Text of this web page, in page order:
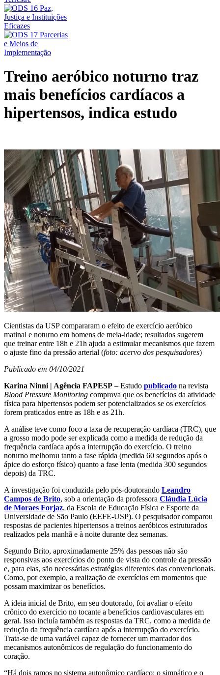
Treino aeróbico noturno traz
mais benefícios cardíacos a
hipertensos, indica estudo
Cientistas da USP compararam o efeito de exercício aeróbico
matinal e noturno em homens de meia-idade; resultados sugerem
que treinar entre 18h e 21h ajuda a estimular mecanismos que fazem
o ajuste fino da pressão arterial (foto: acervo dos pesquisadores)
Publicado em 04/10/2021
Karina Ninni | Agência FAPESP – Estudo publicado na revista
Blood Pressure Monitoring comprova que os benefícios da atividade
física para hipertensos podem ser potencializados se os exercícios
forem praticados entre as 18h e as 21h.
A análise teve como foco a taxa de recuperação cardíaca (TRC), que
a grosso modo pode ser explicada como a medida de redução da
frequência cardíaca após a interrupção do exercício. O treino
noturno melhorou tanto a fase rápida (medida 60 segundos após o
ápice do esforço físico) quanto a fase lenta (medida 300 segundos
depois) da TRC.
A investigação foi conduzida pelo pós-doutorando Leandro
Campos de Brito, sob a orientação da professora Cláudia Lúcia
de Moraes Forjaz, da Escola de Educação Física e Esporte da
Universidade de São Paulo (EEFE-USP). O pesquisador comparou
respostas de pacientes hipertensos a treinos aeróbicos estruturados
realizados pela manhã e à noite durante dez semanas.
Segundo Brito, aproximadamente 25% das pessoas não são
responsivas aos exercícios do ponto de vista do controle da pressão
e, para elas, são necessárias estratégias diferentes das convencionais.
Como, por exemplo, a realização de exercícios em momentos que
possam maximizar os benefícios.
A ideia inicial de Brito, em seu doutorado, foi avaliar o efeito
crônico do exercício no tocante a benefícios cardiovasculares em
geral. Isso incluía também as respostas da TRC, como a medida de
redução da frequência cardíaca após a interrupção do exercício.
Trata-se de uma variável capaz de fornecer um marcador dos
mecanismos autonômicos de regulação do funcionamento do
coração.
“Há dois ramos no sistema autonômico cardíaco: o simpático e o